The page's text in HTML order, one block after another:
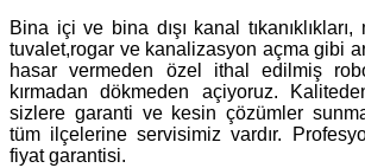
Bina içi ve bina dışı kanal
tuvalet,rogar ve kanalizasyon açma gibi
hasar vermeden özel ithal edilmiş
kırmadan dökmeden açiyoruz.
sizlere garanti ve kesin çözümler
tüm ilçelerine servisimiz vardır.
fiyat garantisi.